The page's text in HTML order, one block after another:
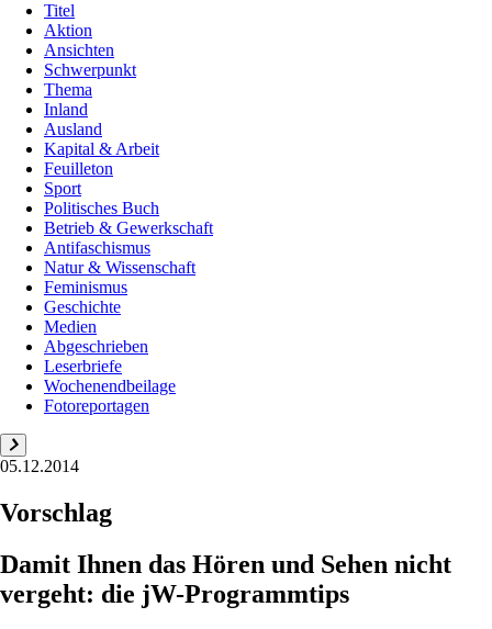
Titel
Aktion
Ansichten
Schwerpunkt
Thema
Inland
Ausland
Kapital & Arbeit
Feuilleton
Sport
Politisches Buch
Betrieb & Gewerkschaft
Antifaschismus
Natur & Wissenschaft
Feminismus
Geschichte
Medien
Abgeschrieben
Leserbriefe
Wochenendbeilage
Fotoreportagen
05.12.2014
Vorschlag
Damit Ihnen das Hören und Sehen nicht
vergeht: die jW-Programmtips